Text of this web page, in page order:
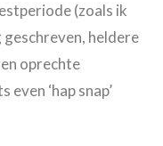
(zoals ik
heldere
oprechte
‘hap snap’